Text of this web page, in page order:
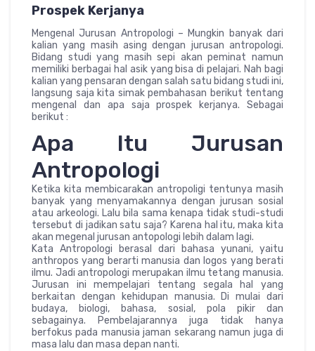
Prospek Kerjanya
Mengenal Jurusan Antropologi – Mungkin banyak dari
kalian yang masih asing dengan jurusan antropologi.
Bidang studi yang masih sepi akan peminat namun
memiliki berbagai hal asik yang bisa di pelajari. Nah bagi
kalian yang pensaran dengan salah satu bidang studi ini,
langsung saja kita simak pembahasan berikut tentang
mengenal dan apa saja prospek kerjanya. Sebagai
berikut :
Apa Itu Jurusan
Antropologi
Ketika kita membicarakan antropoligi tentunya masih
banyak yang menyamakannya dengan jurusan sosial
atau arkeologi. Lalu bila sama kenapa tidak studi-studi
tersebut di jadikan satu saja? Karena hal itu, maka kita
akan megenal jurusan antopologi lebih dalam lagi.
Kata Antropologi berasal dari bahasa yunani, yaitu
anthropos yang berarti manusia dan logos yang berati
ilmu. Jadi antropologi merupakan ilmu tetang manusia.
Jurusan ini mempelajari tentang segala hal yang
berkaitan dengan kehidupan manusia. Di mulai dari
budaya, biologi, bahasa, sosial, pola pikir dan
sebagainya. Pembelajarannya juga tidak hanya
berfokus pada manusia jaman sekarang namun juga di
masa lalu dan masa depan nanti.